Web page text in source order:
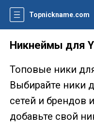
Topnickname.com
Никнеймы для
Топовые ники
Выбирайте ники
сетей и брендов
добавьте свой